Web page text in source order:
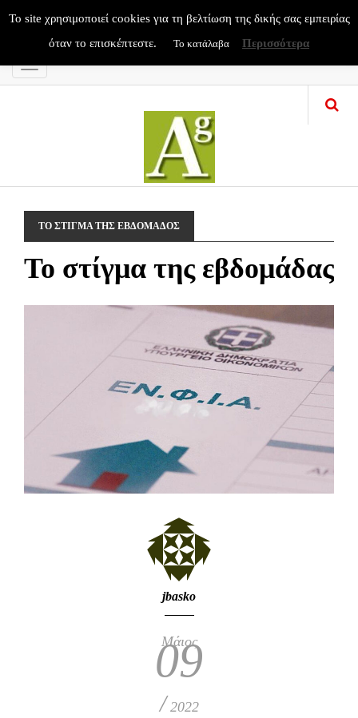
Menu
ΤΟ ΣΤΙΓΜΑ ΤΗΣ ΕΒΔΟΜΑΔΟΣ
Το στίγμα της εβδομάδας
jbasko
Μάιος
09
/ 2022
To site χρησιμοποιεί cookies για τη βελτίωση της δικής σας εμπειρίας
όταν το επισκέπτεστε.
Το κατάλαβα Περισσότερα